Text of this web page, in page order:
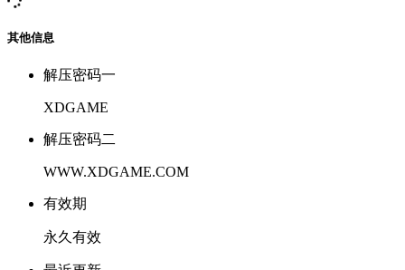
其他信息
解压密码一
XDGAME
解压密码二
WWW.XDGAME.COM
有效期
永久有效